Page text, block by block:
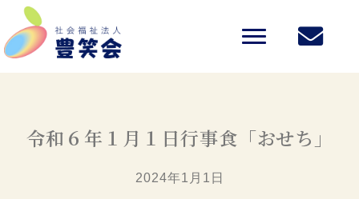
令和６年１月１日行事食「おせち」
2024年1月1日